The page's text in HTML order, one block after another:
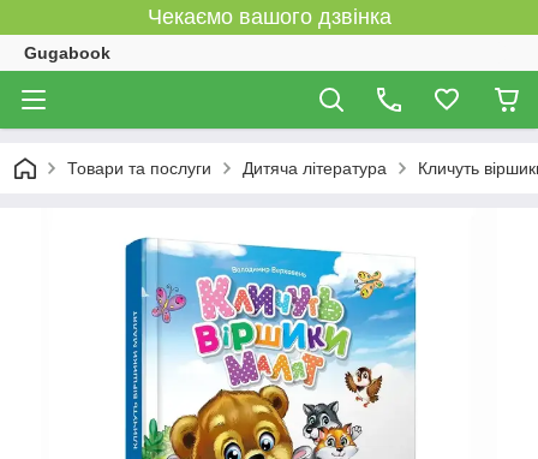
Чекаємо вашого дзвінка
Gugabook
Товари та послуги Дитяча література Кличуть